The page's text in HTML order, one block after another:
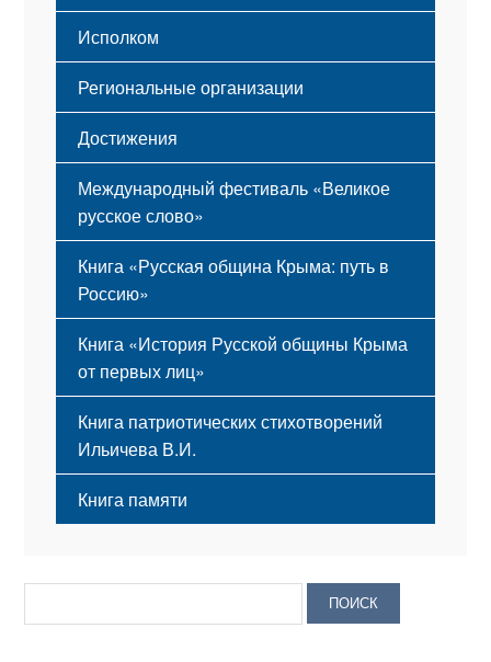
Исполком
Региональные организации
Достижения
Международный фестиваль «Великое
русское слово»
Книга «Русская община Крыма: путь в
Россию»
Книга «История Русской общины Крыма
от первых лиц»
Книга патриотических стихотворений
Ильичева В.И.
Книга памяти